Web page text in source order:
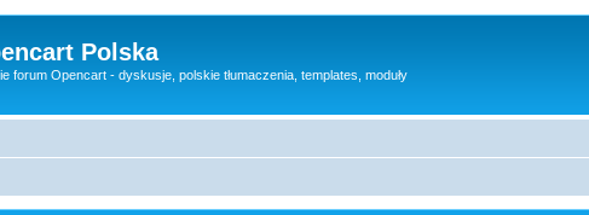
Polska
forum Opencart - dyskusje, polskie tłumaczenia, templates, moduły